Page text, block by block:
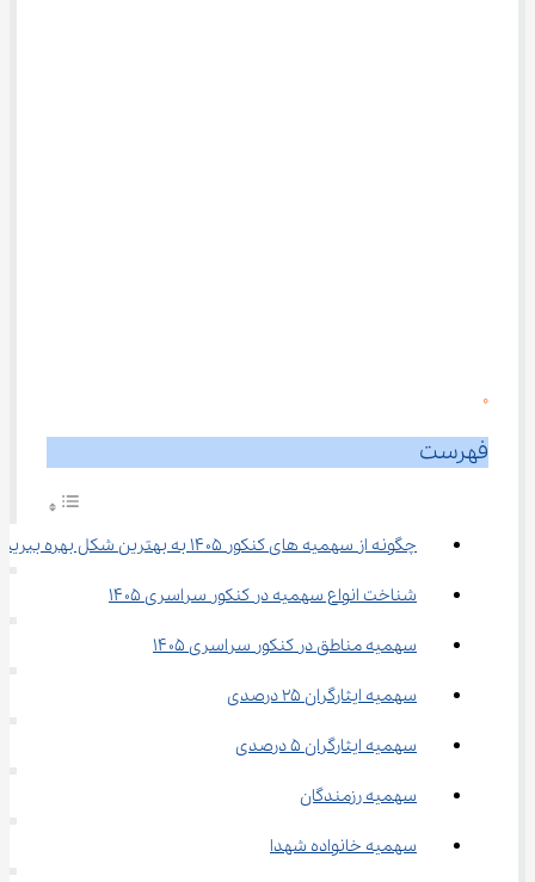
0
فهرست
چگونه از سهمیه های کنکور ۱۴۰۵ به بهترین شکل بهره ببریم؟
شناخت انواع سهمیه در کنکور سراسری ۱۴۰۵
سهمیه مناطق در کنکور سراسری ۱۴۰۵
سهمیه ایثارگران ۲۵ درصدی
سهمیه ایثارگران ۵ درصدی
سهمیه رزمندگان
سهمیه خانواده شهدا